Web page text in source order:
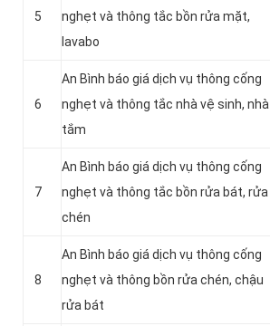
5
nghẹt và thông tắc bồn rửa mặt,
lavabo
6
An Bình báo giá dịch vụ thông cống
nghẹt và thông tắc nhà vệ sinh, nhà
tắm
7
An Bình báo giá dịch vụ thông cống
nghẹt và thông tắc bồn rửa bát, rửa
chén
8
An Bình báo giá dịch vụ thông cống
nghẹt và thông bồn rửa chén, chậu
rửa bát